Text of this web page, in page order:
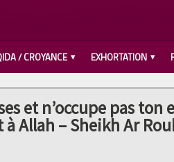
/ CROYANCE EXHORTATION
et n’occupe pas
Allah – Sheikh Ar